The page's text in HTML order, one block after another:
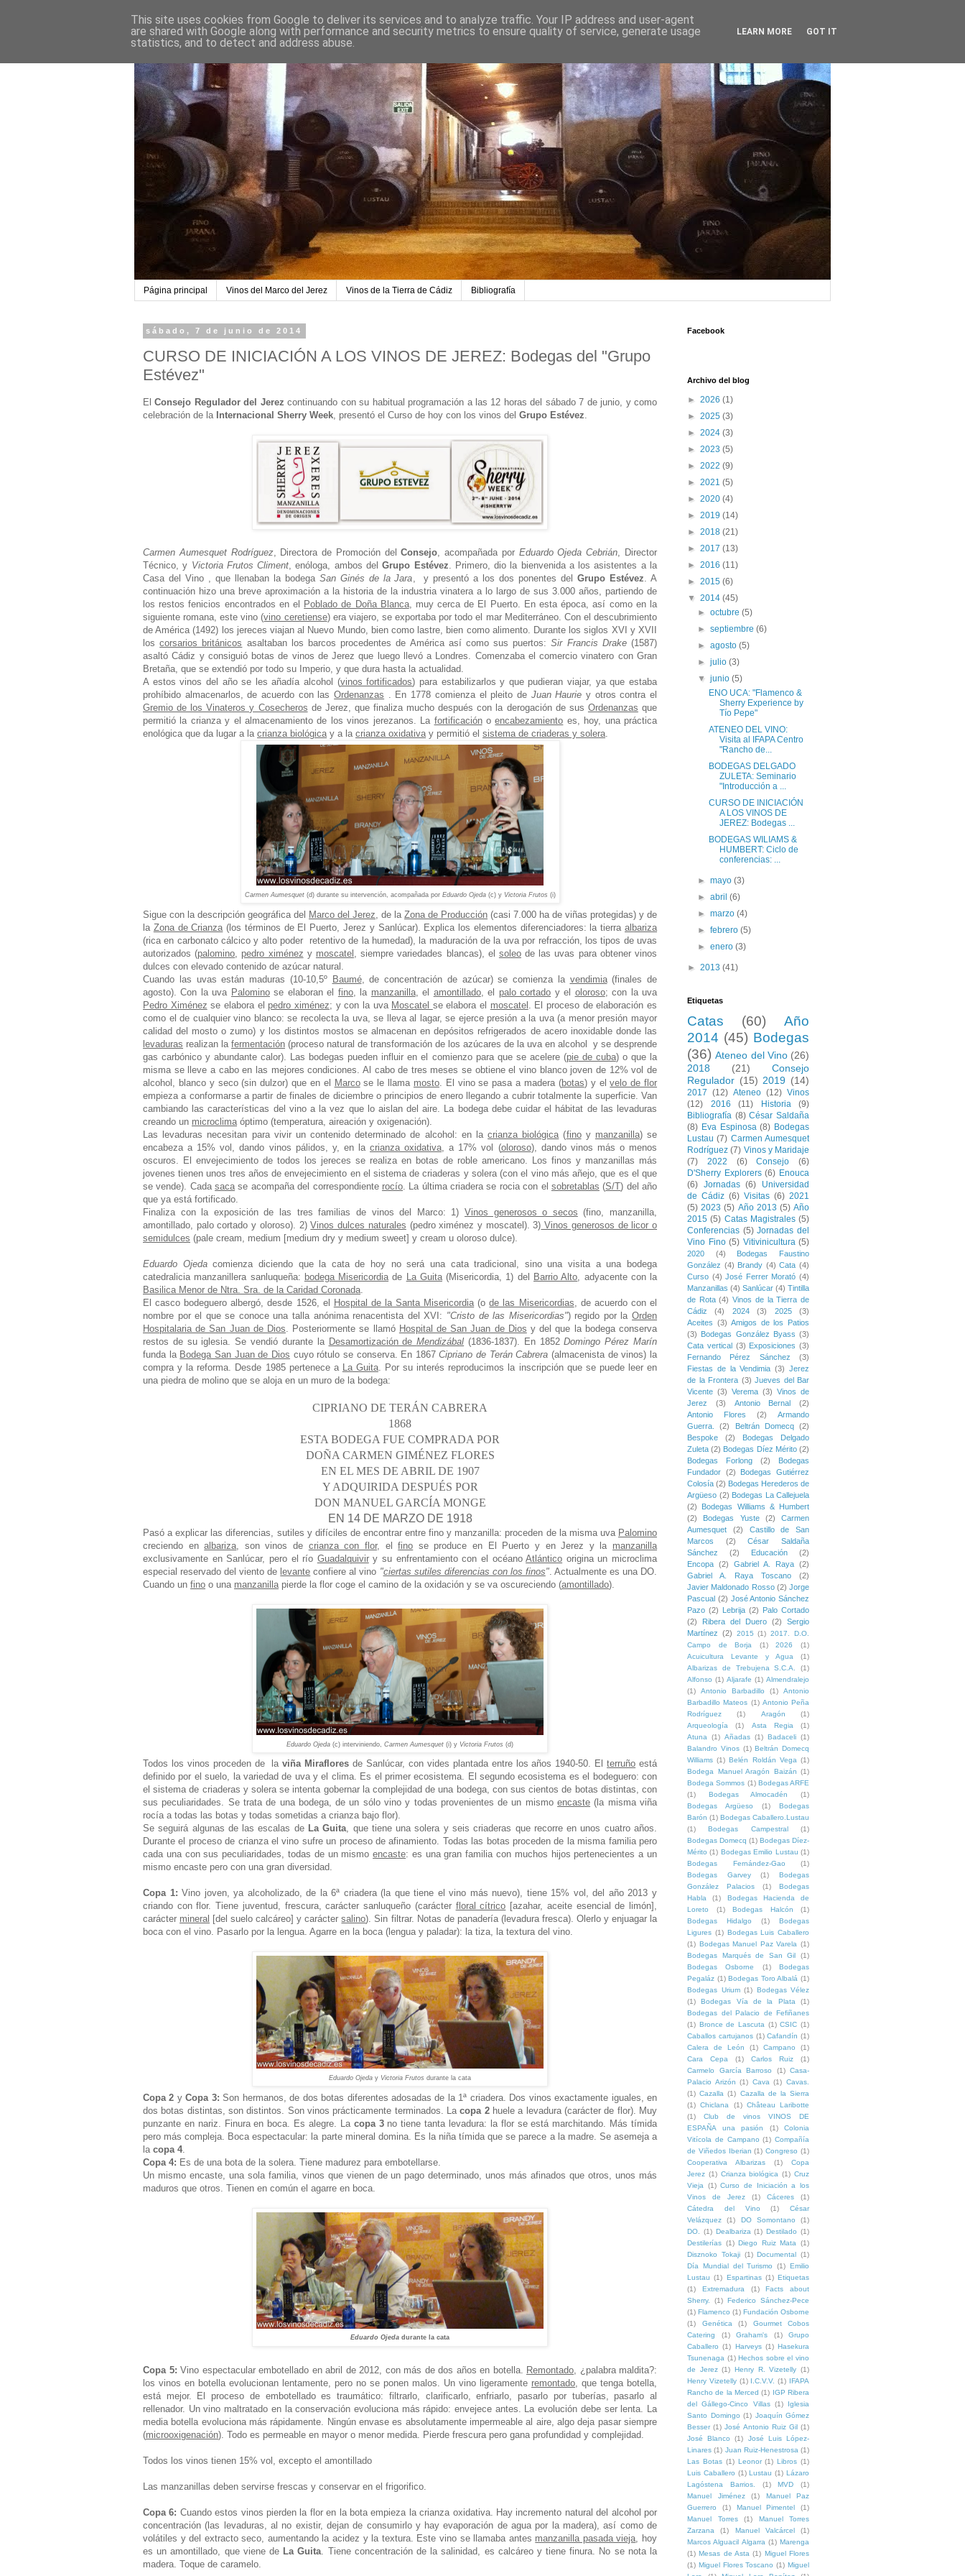
Página principal Vinos del Marco del Jerez Vinos de la Tierra de Cádiz Bibliografía
sábado, 7 de junio de 2014
CURSO DE INICIACIÓN A LOS VINOS DE JEREZ: Bodegas del "Grupo
Estévez"
ElConsejo Regulador del Jerez continuando con su habitual programación a las 12 horas del sábado 7 de junio, y como
celebración de la Internacional Sherry Week, presentó el Curso de hoy con los vinos del Grupo Estévez.
Carmen Aumesquet Rodríguez, Directora de Promoción delConsejo, acompañada por Eduardo Ojeda Cebrián, Director
Técnico, y Victoria Frutos Climent, enóloga, ambos delGrupo Estévez. Primero, dio la bienvenida a los asistentes a la
Casa del Vino, que llenaban la bodega San Ginés de la Jara, y presentó a los dos ponentes delGrupo Estévez. A
continuación hizo una breve aproximación a la historia de la industria vinatera a lo largo de sus 3.000 años, partiendo de
los restos fenicios encontrados en el
Poblado de Doña Blanca, muy cerca de El Puerto. En esta época, así como en la
siguiente romana, este vino (vino ceretiense) era viajero, se exportaba por todo el mar Mediterráneo. Con el descubrimiento
de América (1492) los jereces viajan al Nuevo Mundo, bien como lastre, bien como alimento. Durante los siglos XVI y XVII
loscorsarios británicos asaltaban los barcos procedentes de América así como sus puertos:Sir Francis Drake(1587)
asaltó Cádiz y consiguió botas de vinos de Jerez que luego llevó a Londres. Comenzaba el comercio vinatero con Gran
Bretaña, que se extendió por todo su Imperio, y que dura hasta la actualidad.
A estos vinos del año se les añadía alcohol (vinos fortificados) para estabilizarlos y que pudieran viajar, ya que estaba
prohíbido almacenarlos, de acuerdo con lasOrdenanzas . En 1778 comienza el pleito de Juan Haurie y otros contra el
Gremio de los Vinateros y Cosecheros de Jerez, que finaliza mucho después con la derogación de sus Ordenanzas que
permitió la crianza y el almacenamiento de los vinos jerezanos. La fortificaciónoencabezamiento es, hoy, una práctica
enológica que da lugar a la crianza biológicay a la crianza oxidativay permitió el sistema de criaderas y solera.
Carmen Aumesquet(d) durante su intervención, acompañada por Eduardo Ojeda(c) y Victoria Frutos (i)
Sigue con la descripción geográfica del Marco del Jerez , de la Zona de Producción (casi 7.000 ha de viñas protegidas) y de
la Zona de Crianza (los términos de El Puerto, Jerez y Sanlúcar). Explica los elementos diferenciadores: la tierraalbariza
(rica en carbonato cálcico y alto poder retentivo de la humedad), la maduración de la uva por refracción, los tipos de uvas
autorizados (palomino pedro ximénez y moscatel , siempre variedades blancas), el soleode las uvas para obtener vinos
dulces con elevado contenido de azúcar natural.
Cuando las uvas están maduras (10-10,5º Baumé, de concentración de azúcar) se comienza la vendimia(finales de
agosto). Con la uva Palominose elaboran el fino, la manzanilla, el amontillado, el palo cortado y el oloroso; con la uva
Pedro Ximénez se elabora el pedro ximénez; y con la uva Moscatel se elabora el moscatel . El proceso de elaboración es
como el de cualquier vino blanco: se recolecta la uva, se lleva al lagar, se ejerce presión a la uva (a menor presión mayor
calidad del mosto o zumo) y los distintos mostos se almacenan en depósitos refrigerados de acero inoxidable donde las
levaduras realizan la fermentación (proceso natural de transformación de los azúcares de la uva en alcohol y se desprende
gas carbónico y abundante calor). Las bodegas pueden influir en el comienzo para que se acelere (pie de cuba) o que la
misma se lleve a cabo en las mejores condiciones. Al cabo de tres meses se obtiene el vino blanco joven de 12% vol de
alcohol, blanco y seco (sin dulzor) que en el Marcose le llama mosto. El vino se pasa a madera (botas) y elvelo de flor
empieza a conformarse a partir de finales de diciembre o principios de enero llegando a cubrir totalmente la superficie. Van
cambiando las características del vino a la vez que lo aislan del aire. La bodega debe cuidar el hábitat de las levaduras
creando un microclima óptimo (temperatura, aireación y oxigenación).
Las levaduras necesitan para vivir un contenido determinado de alcohol: en lacrianza biológica (finoy manzanilla) se
encabeza a 15% vol, dando vinos pálidos, y, en la crianza oxidativa , a 17% vol (oloroso), dando vinos más o menos
oscuros. El envejecimiento de todos los jereces se realiza en botas de roble americano. Los finos y manzanillas más
jovenes tienen unos tres años de envejecimiento en el sistema de criaderas y solera (con el vino más añejo, que es el que
se vende). Cadasaca se acompaña del correspondiente rocío. La última criadera se rocia con el sobretablas (S/T) del año
que ya está fortificado.
Finaliza con la exposición de las tres familias de vinos del Marco: 1) Vinos generosos o secos (fino, manzanilla,
amontillado, palo cortado y oloroso). 2)Vinos dulces naturales (pedro ximénez y moscatel). 3) Vinos generosos de licor o
semidulces (pale cream, medium [medium dry y medium sweet] y cream u oloroso dulce).
Eduardo Ojedacomienza diciendo que la cata de hoy no será una cata tradicional, sino una visita a una bodega
catedralicia manzanillera sanluqueña: bodega Misericordia de La Guita(Misericordia, 1) del Barrio Alto , adyacente con la
Basilica Menor de Ntra. Sra. de la Caridad Coronada
El casco bodeguero albergó, desde 1526, el Hospital de la Santa Misericordia (ode las Misericordias , de acuerdo con el
nombre por el que se conoce una talla anónima renacentista del XVI: "Cristo de las Misericordias") regido por laOrden
Hospitalaria de San Juan de Dios . Posteriormente se llamó Hospital de San Juan de Dios y del que la bodega conserva
restos de su iglesia. Se vendió durante la Desamortización deMendizábal (1836-1837). En 1852Domingo Pérez Marín
funda la Bodega San Juan de Dios cuyo rótulo se conserva. En 1867Cipriano de Terán Cabrera (almacenista de vinos) la
compra y la reforma. Desde 1985 pertenece a La Guita. Por su interés reproducimos la inscripción que se puede leer en
una piedra de molino que se aloja en un muro de la bodega:
CIPRIANO DE TERÁN CABRERA
1868
ESTA BODEGA FUE COMPRADA POR
DOÑA CARMEN GIMÉNEZ FLORES
EN EL MES DE ABRIL DE 1907
Y ADQUIRIDA DESPUÉS POR
DON MANUEL GARCÍA MONGE
EN 14 DE MARZO DE 1918
Pasó a explicar las diferencias, sutiles y difíciles de encontrar entre fino y manzanilla: proceden de la misma uva Palomino
creciendo enalbariza , son vinos de crianza con flor, elfino se produce en El Puerto y en Jerez y la manzanilla
exclusivamente en Sanlúcar, pero el río Guadalquiviry su enfrentamiento con el océanoAtlántico origina un microclima
especial reservado del viento de levante confiere al vino "ciertas sutiles diferencias con los finos". Actualmente es una DO.
Cuando un fino o una manzanilla pierde la flor coge el camino de la oxidación y se va oscureciendo (amontillado).
Eduardo Ojeda (c) interviniendo, Carmen Aumesquet (i) y Victoria Frutos (d)
Todos los vinos proceden de laviña Miraflores de Sanlúcar, con vides plantada entre los años 1940-50. Elterruño está
definido por el suelo, la variedad de uva y el clima. Es el primer ecosistema. El segundo ecosistema es el bodeguero: con
el sistema de criaderas y solera se intenta gobernar la complejidad de una bodega, con sus cientos de botas distintas, con
sus peculiaridades. Se trata de una bodega, de un sólo vino y todas provenientes de un mismoencaste (la misma viña
rocía a todas las botas y todas sometidas a crianza bajo flor).
Se seguirá algunas de las escalas de La Guita, que tiene una solera y seis criaderas que recorre en unos cuatro años.
Durante el proceso de crianza el vino sufre un proceso de afinamiento. Todas las botas proceden de la misma familia pero
cada una con sus peculiaridades, todas de un mismoencaste: es una gran familia con muchos hijos pertenecientes a un
mismo encaste pero con una gran diversidad.
Copa 1: Vino joven, ya alcoholizado, de la 6ª criadera (la que tiene el vino más nuevo), tiene 15% vol, del año 2013 y
criando con flor. Tiene juventud, frescura, carácter sanluqueño (carácter floral cítrico [azahar, aceite esencial de limón],
carácter mineral [del suelo calcáreo] y caráctersalino). Sin filtrar. Notas de panadería (levadura fresca). Olerlo y enjuagar la
boca con el vino. Pasarlo por la lengua. Agarre en la boca (lengua y paladar): la tiza, la textura del vino.
Eduardo Ojeda y Victoria Frutos durante la cata
Copa 2 yCopa 3:Son hermanos, de dos botas diferentes adosadas de la 1ª criadera. Dos vinos exactamente iguales, en
dos botas distintas, son distintos. Son vinos prácticamente terminados. Lacopa 2huele a levadura (carácter de flor). Muy
punzante en nariz. Finura en boca. Es alegre. La copa 3no tiene tanta levadura: la flor se está marchitando. Más tímida
pero más compleja. Boca espectacular: la parte mineral domina. Es la niña tímida que se parece a la madre. Se asemeja a
la copa 4.
Copa 4: Es de una bota de la solera. Tiene madurez para embotellarse.
Un mismo encaste, una sola familia, vinos que vienen de un pago determinado, unos más afinados que otros, unos más
maduros que otros. Tienen en común el agarre en boca.
Eduardo Ojeda durante la cata
Copa 5: Vino espectacular embotellado en abril de 2012, con más de dos años en botella. Remontado, ¿palabra maldita?:
los vinos en botella evolucionan lentamente, pero no se ponen malos. Un vino ligeramente remontado, que tenga botella,
está mejor. El proceso de embotellado es traumático: filtrarlo, clarificarlo, enfriarlo, pasarlo por tuberías, pasarlo al
rellenador. Un vino maltratado en la conservación evoluciona más rápido: envejece antes. La evolución debe ser lenta. La
media botella evoluciona más rápidamente. Ningún envase es absolutamente impermeable al aire, algo deja pasar siempre
(microoxigenación). Todo es permeable en mayor o menor medida. Pierde frescura pero gana profundidad y complejidad.
Todos los vinos tienen 15% vol, excepto el amontillado
Las manzanillas deben servirse frescas y conservar en el frigorifico.
Copa 6: Cuando estos vinos pierden la flor en la bota empieza la crianza oxidativa. Hay incremento natural del alcohol por
concentración (las levaduras, al no existir, dejan de consumirlo y hay evaporación de agua por la madera), así como de
volátiles y del extracto seco, aumentando la acidez y la textura. Este vino se llamaba antes manzanilla pasada vieja, hoy
es un amontillado, que viene de La Guita. Tiene concentración de la salinidad, es calcáreo y tiene finura. No se nota la
madera. Toque de caramelo.
Facebook
Archivo del blog
► 2026 (1)
► 2025 (3)
► 2024 (3)
► 2023 (5)
► 2022 (9)
► 2021 (5)
► 2020 (4)
► 2019 (14)
► 2018 (21)
► 2017 (13)
► 2016 (11)
► 2015 (6)
▼ 2014 (45)
►octubre(5)
►septiembre(6)
►agosto(5)
►julio(3)
▼junio(5)
ENO UCA: "Flamenco &
Sherry Experience by
Tío Pepe"
ATENEO DEL VINO:
Visita al IFAPA Centro
"Rancho de...
BODEGAS DELGADO
ZULETA: Seminario
"Introducción a ...
CURSO DE INICIACIÓN
A LOS VINOS DE
JEREZ: Bodegas ...
BODEGAS WILIAMS &
HUMBERT: Ciclo de
conferencias: ...
►mayo(3)
►abril(6)
►marzo(4)
►febrero(5)
►enero(3)
► 2013 (41)
Etiquetas
Catas (60)
Año
2014 (45) Bodegas
(36) Ateneo del Vino (26)
2018
(21)
Consejo
Regulador (15) 2019 (14)
2017 (12) Ateneo (12) Vinos
(12)
2016 (11) Historia
(9)
Bibliografía (8) César Saldaña
(8) Eva Espinosa (8) Bodegas
Lustau (7) Carmen Aumesquet
Rodríguez (7) Vinos y Maridaje
(7)
2022 (6) Consejo
(6)
D'Sherry Explorers (6) Enouca
(6) Jornadas (6)
Universidad
de Cádiz (6) Visitas (6) 2021
(5) 2023 (5) Año 2013 (5) Año
2015 (5) Catas Magistrales (5)
Conferencias (5) Jornadas del
Vino Fino (5) Vitivinicultura (5)
2020 (4)
Bodegas Faustino
González (4) Brandy (4) Cata (4)
Curso (4) José Ferrer Morató (4)
Manzanillas (4) Sanlúcar (4) Tintilla
de Rota (4) Vinos de la Tierra de
Cádiz
(4) 2024 (3) 2025
(3)
Aceites (3) Amigos de los Patios
(3)
Bodegas González Byass (3)
Cata vertical (3) Exposiciones (3)
Fernando Pérez Sánchez
(3)
Fiestas de la Vendimia (3) Jerez
de la Frontera (3) Jueves del Bar
Vicente (3) Verema (3) Vinos de
Jerez
(3) Antonio Bernal
(2)
Antonio Flores
(2)
Armando
Guerra.
(2) Beltrán Domecq
(2)
Bespoke
(2)
Bodegas Delgado
Zuleta (2) Bodegas Díez Mérito (2)
Bodegas Forlong
(2)
Bodegas
Fundador (2)
Bodegas Gutiérrez
Colosía (2) Bodegas Herederos de
Argüeso (2) Bodegas La Callejuela
(2)
Bodegas Williams & Humbert
(2)
Bodegas Yuste (2)
Carmen
Aumesquet
(2)
Castillo de San
Marcos
(2)
César Saldaña
Sánchez
(2) Educación
(2)
Encopa (2) Gabriel A. Raya (2)
Gabriel A. Raya Toscano
(2)
Javier Maldonado Rosso (2) Jorge
Pascual (2) José Antonio Sánchez
Pazo (2) Lebrija (2)
Palo Cortado
(2)
Ribera del Duero (2)
Sergio
Martínez (2) 2015 (1) 2017. D.O.
Campo de Borja
(1) 2026
(1)
Acuicultura Levante y Agua
(1)
Albarizas de Trebujena S.C.A.
(1)
Alfonso (1) Aljarafe (1) Almendralejo
(1)
Antonio Barbadillo (1)
Antonio
Barbadillo Mateos (1) Antonio Peña
Rodríguez
(1) Aragón
(1)
Arqueología
(1) Asta Regia
(1)
Atuna (1) Añadas (1) Badaceli (1)
Balandro Vinos (1) Beltrán Domecq
Williams (1) Belén Roldán Vega (1)
Bodega Manuel Aragón Baizán (1)
Bodega Sommos (1) Bodegas ARFE
(1)
Bodegas Almocadén
(1)
Bodegas Argüeso
(1)
Bodegas
Barón (1) Bodegas Caballero.Lustau
(1)
Bodegas Campestral
(1)
Bodegas Domecq (1) Bodegas Díez-
Mérito (1) Bodegas Emilio Lustau (1)
Bodegas Fernández-Gao
(1)
Bodegas Garvey
(1)
Bodegas
González Palacios
(1)
Bodegas
Habla
(1)
Bodegas Hacienda de
Loreto
(1) Bodegas Halcón
(1)
Bodegas Hidalgo
(1)
Bodegas
Ligures (1) Bodegas Luis Caballero
(1) Bodegas Manuel Paz Varela (1)
Bodegas Marqués de San Gil
(1)
Bodegas Osborne
(1)
Bodegas
Pegaláz (1) Bodegas Toro Albalá (1)
Bodegas Urium (1)
Bodegas Vélez
(1)
Bodegas Vía de la Plata
(1)
Bodegas del Palacio de Fefiñanes
(1) Bronce de Lascuta (1) CSIC (1)
Caballos cartujanos (1) Cafandín (1)
Calera de León
(1) Campano
(1)
Cara Cepa
(1) Carlos Ruiz
(1)
Carmelo García Barroso
(1) Casa-
Palacio Arizón (1) Cava (1) Cavas.
(1) Cazalla (1) Cazalla de la Sierra
(1) Chiclana (1) Château Laribotte
(1)
Club de vinos VINOS DE
ESPAÑA una pasión
(1)
Colonia
Vitícola de Campano (1) Compañía
de Viñedos Iberian (1) Congreso (1)
Cooperativa Albarizas
(1)
Copa
Jerez (1) Crianza biológica (1) Cruz
Vieja (1) Curso de Iniciación a los
Vinos de Jerez
(1) Cáceres
(1)
Cátedra del Vino
(1)
César
Velázquez
(1) DO Somontano
(1)
DO. (1) Dealbariza (1) Destilado (1)
Destilerías (1) Diego Ruiz Mata (1)
Disznoko Tokaji (1) Documental
(1)
Día Mundial del Turismo
(1)
Emilio
Lustau (1) Espartinas (1) Etiquetas
(1)
Extremadura (1)
Facts about
Sherry.
(1)
Federico Sánchez-Pece
(1) Flamenco (1) Fundación Osborne
(1)
Genética (1)
Gourmet Cobos
Catering
(1) Graham's (1)
Grupo
Caballero (1) Harveys (1) Hasekura
Tsunenaga (1) Hechos sobre el vino
de Jerez (1) Henry R. Vizetelly (1)
Henry Vizetelly (1) I.C.V.V. (1)
IFAPA
Rancho de la Merced (1)
IGP Ribera
del Gállego-Cinco Villas (1)
Iglesia
Santo Domingo (1) Joaquín Gómez
Besser (1) José Antonio Ruiz Gil (1)
José Blanco
(1)
José Luis López-
Linares (1) Juan Ruiz-Henestrosa (1)
Las Botas (1) Leonor (1) Libros (1)
Luis Caballero (1) Lustau (1) Lázaro
Lagóstena Barrios.
(1) MVD
(1)
Manuel Jiménez
(1)
Manuel Paz
Guerrero
(1) Manuel Pimentel
(1)
Manuel Torres
(1)
Manuel Torres
Zarzana
(1) Manuel Valcárcel
(1)
Marcos Alguacil Algarra (1) Marenga
(1) Mesas de Asta (1) Miguel Flores
(1) Miguel Flores Toscano (1) Miguel
This site uses cookies from Google to deliver its services and to analyze traffic. Your IP address and user-agent
are shared with Google along with performance and security metrics to ensure quality of service, generate usage
statistics, and to detect and address abuse.
LEARN MORE GOT IT